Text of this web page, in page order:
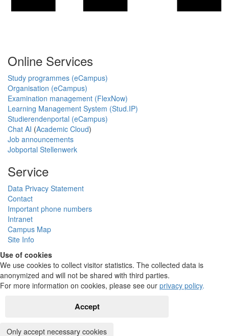
Online Services
Study programmes (eCampus)
Organisation (eCampus)
Examination management (FlexNow)
Learning Management System (Stud.IP)
Studierendenportal (eCampus)
Chat AI (Academic Cloud)
Job announcements
Jobportal Stellenwerk
Service
Data Privacy Statement
Contact
Important phone numbers
Intranet
Campus Map
Site Info
Use of cookies
We use cookies to collect visitor statistics. The collected data is
anonymized and will not be shared with third parties.
For more information on cookies, please see our privacy policy.
Accept
Only accept necessary cookies